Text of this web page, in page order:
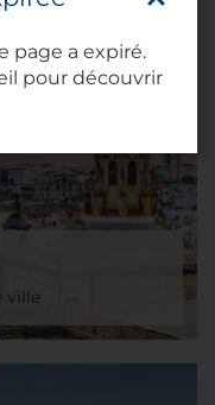
ville
page a expiré.
pour découvrir